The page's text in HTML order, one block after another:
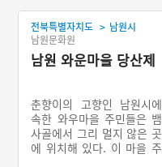
전북특별자치도 > 남원시
남원문화원
남원 와운마을 당산제
춘향이의 고향인 남원시에
속한 와우마을 주민들은 뱀
사골에서 그리 멀지 않은 곳
에 위치해 있다. 이 마을 주